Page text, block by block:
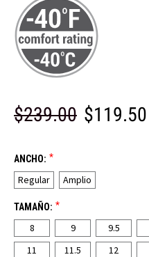
$239.00 $119.50
ANCHO: *
Regular Amplio
TAMAÑO: *
8 9 9.5
11
11.5 12